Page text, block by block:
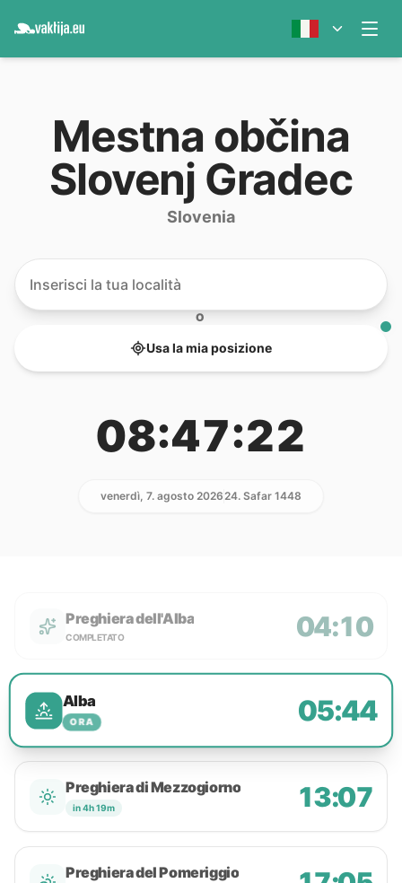
Mestna občina
Slovenj Gradec
Slovenia
O
Usa la mia posizione
08:47:22
venerdì, 7. agosto 202624. Safar 1448
Preghiera dell'Alba
COMPLETATO 04:10
Alba
ORA 05:44
Preghiera di Mezzogiorno
in 4h 19m 13:07
Preghiera del Pomeriggio